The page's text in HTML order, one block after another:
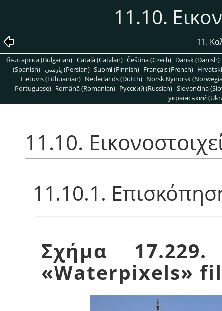
11.10.
11.
български (Bulgarian) Català (Catalan) Čeština (Czech) Dansk (Danish)
(Spanish)
پارسی (Persian) Suomi (Finnish) Français (French)
Lietuvis (Lithuanian) Nederlands (Dutch) Norsk Nynorsk
Portuguese) Română (Romanian) Pусский (Russian) Slovenčina
український
11.10.
11.10.1.
Σχήμα
«Waterpixels»